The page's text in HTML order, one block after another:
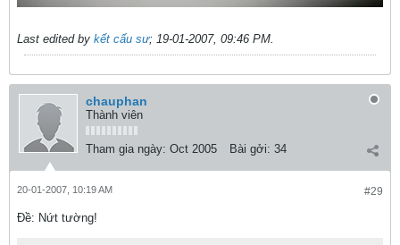
Last edited by kết cấu sư; 19-01-2007, 09:46 PM
chauphan
Thành viên
Tham gia ngày: Oct 2005 Bài gởi: 34
#29
20-01-2007, 10:19 AM
Ðề: Nứt tường!